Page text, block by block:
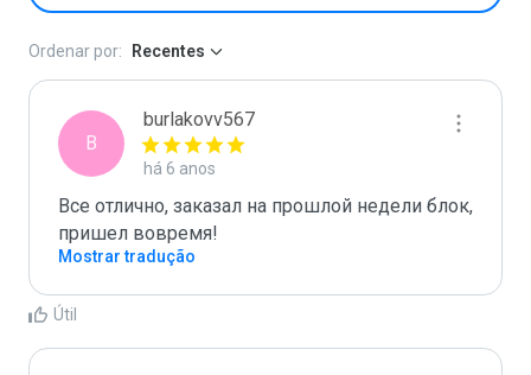
Ordenar por: Recentes
B
burlakovv567
há 6 anos
Все отлично, заказал на прошлой недели блок,
пришел вовремя!
Mostrar tradução
Útil